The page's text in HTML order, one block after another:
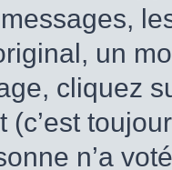
un
cliquez
(c’est
n’a